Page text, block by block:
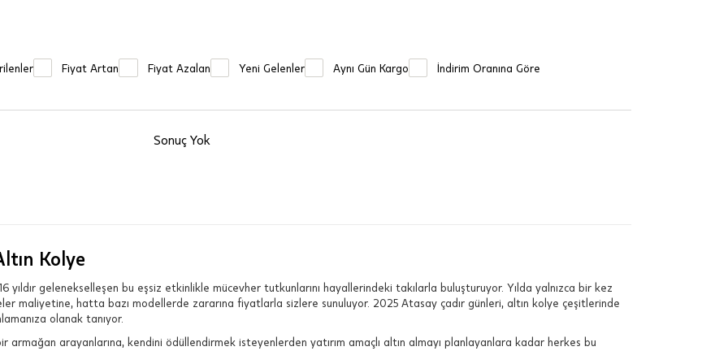
Fiyat Artan Fiyat Azalan Yeni Gelenler Aynı Gün Kargo İndirim Oranına Göre
Sonuç Yok
Kolye
yıldır gelenekselleşen bu eşsiz etkinlikle mücevher tutkunlarını hayallerindeki takılarla buluşturuyor. Yılda yalnızca bir kez
maliyetine, hatta bazı modellerde zararına fiyatlarla sizlere sunuluyor. 2025 Atasay çadır günleri, altın kolye çeşitlerinde
olanak tanıyor.
armağan arayanlarına, kendini ödüllendirmek isteyenlerden yatırım amaçlı altın almayı planlayanlara kadar herkes bu